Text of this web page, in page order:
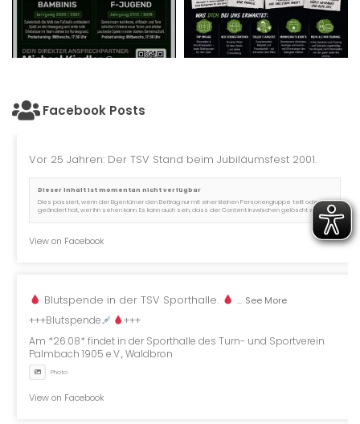
Facebook Posts
Vor 25 Jahren: Der TSV Stand beim Jubiläumsfest 2001.
Dieser Inhalt ist momentan nicht verfügbar
Dies passiert, wenn der Eigentümer den Beitrag nur mit einer kleinen Personengruppe teilt oder er
geändert hat, wer ihn sehen kann. Es kann auch sein, dass der Content inzwischen gelöscht wurde.
View on Facebook
Blutspende in der TSV Sporthalle.
+++Blutspende
+++
Am *26.08* findet in der Sporthalle des Turn- und Sportverein
Palmbach 1905 e.V., Waldbron
... See More
Photo
View on Facebook